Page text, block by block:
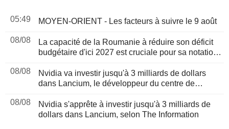
05:49 MOYEN-ORIENT - Les facteurs à suivre le 9 août
08/08
La capacité de la Roumanie à réduire son déficit
budgétaire d'ici 2027 est cruciale pour sa notation,
08/08
Nvidia va investir jusqu'à 3 milliards de dollars
dans Lancium, le développeur du centre de
08/08
Nvidia s'apprête à investir jusqu'à 3 milliards de
dollars dans Lancium, selon The Information